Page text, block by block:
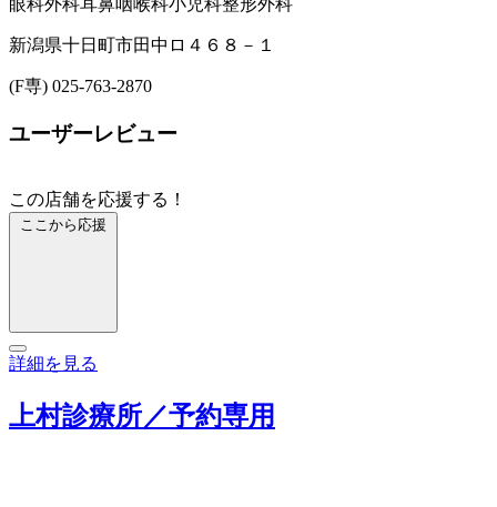
新潟県十日町市田中ロ４６８－１
(F専) 025-763-2870
ユーザーレビュー
この店舗を応援する！
ここから応援
詳細を見る
上村診療所／予約専用